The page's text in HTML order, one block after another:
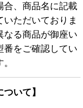
合、商品名に記載
ただいておりま
なる商品が御座い
番をご確認してい
いて】